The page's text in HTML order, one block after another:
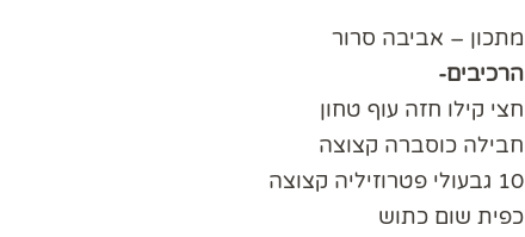
מתכון – אביבה סרור
הרכיבים-
חצי קילו חזה עוף טחון
חבילה כוסברה קצוצה
10 גבעולי פטרוזיליה קצוצה
כפית שום כתוש